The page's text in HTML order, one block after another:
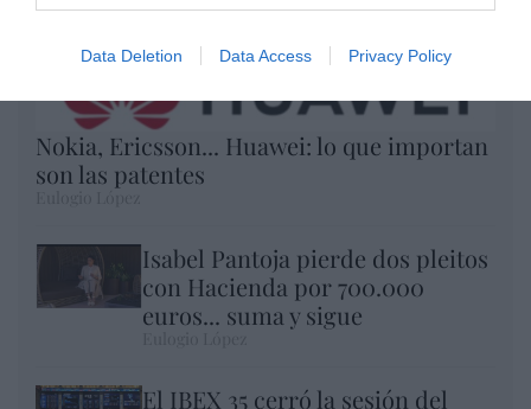
Data Deletion Data Access Privacy Policy
Nokia, Ericsson... Huawei: lo que importan
son las patentes
Isabel Pantoja pierde dos pleitos
con Hacienda por 700.000
euros... suma y sigue
El IBEX 35 cerró la sesión del